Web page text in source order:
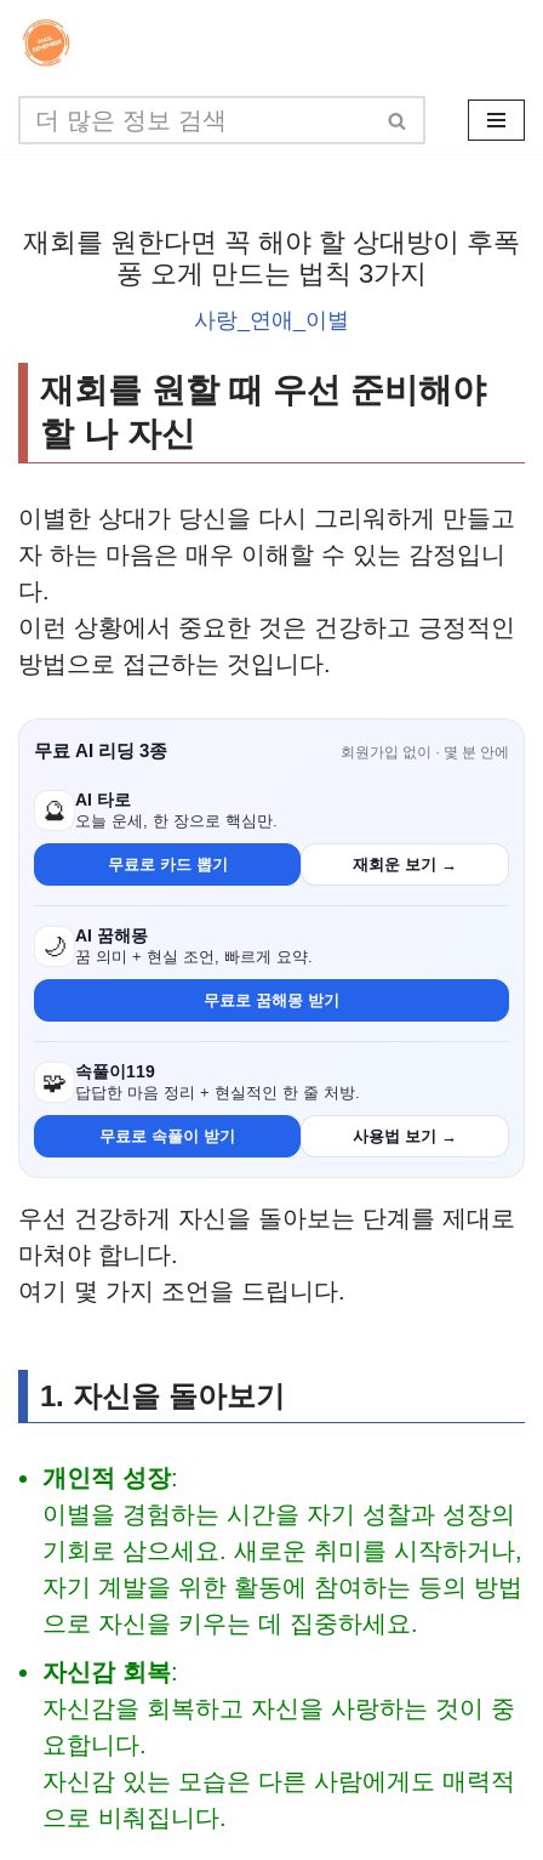
콘
텐
츠
너
재회를 원한다면 꼭 해야 할 상대방이 후폭
풍 오게 만드는 법칙 3가지
사랑_연애_이별
재회를 원할 때 우선 준비해야
할 나 자신
이별한 상대가 당신을 다시 그리워하게 만들고
자 하는 마음은 매우 이해할 수 있는 감정입니
다.
이런 상황에서 중요한 것은 건강하고 긍정적인
방법으로 접근하는 것입니다.
무료 AI 리딩 3종 회원가입 없이 · 몇 분 안에
🔮 AI 타로
오늘 운세, 한 장으로 핵심만.
무료로 카드 뽑기 재회운 보기 →
🌙 AI 꿈해몽
꿈 의미 + 현실 조언, 빠르게 요약.
무료로 꿈해몽 받기
🧩 속풀이119
답답한 마음 정리 + 현실적인 한 줄 처방.
무료로 속풀이 받기 사용법 보기 →
우선 건강하게 자신을 돌아보는 단계를 제대로
마쳐야 합니다.
여기 몇 가지 조언을 드립니다.
1. 자신을 돌아보기
개인적 성장:
이별을 경험하는 시간을 자기 성찰과 성장의
기회로 삼으세요. 새로운 취미를 시작하거나,
자기 계발을 위한 활동에 참여하는 등의 방법
으로 자신을 키우는 데 집중하세요.
자신감 회복:
자신감을 회복하고 자신을 사랑하는 것이 중
요합니다.
자신감 있는 모습은 다른 사람에게도 매력적
으로 비춰집니다.